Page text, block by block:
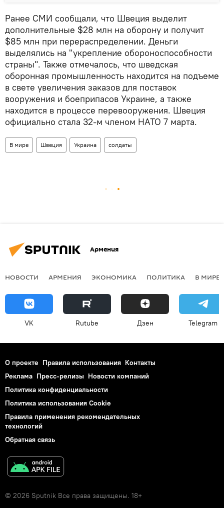
Ранее СМИ сообщали, что Швеция выделит
дополнительные $28 млн на оборону и получит
$85 млн при перераспределении. Деньги
выделялись на "укрепление обороноспособности
страны". Также отмечалось, что шведская
оборонная промышленность находится на подъеме
в свете увеличения заказов для поставок
вооружения и боеприпасов Украине, а также
находится в процессе перевооружения. Швеция
официально стала 32-м членом НАТО 7 марта.
В мире Швеция Украина солдаты
Армения
НОВОСТИ АРМЕНИЯ ЭКОНОМИКА ПОЛИТИКА В МИРЕ
VK Rutube Дзен Telegram
О проекте Правила использования Контакты
Реклама Пресс-релизы Новости компаний
Политика конфиденциальности
Политика использования Cookie
Правила применения рекомендательных
технологий
Обратная связь
© 2026 Sputnik Все права защищены. 18+